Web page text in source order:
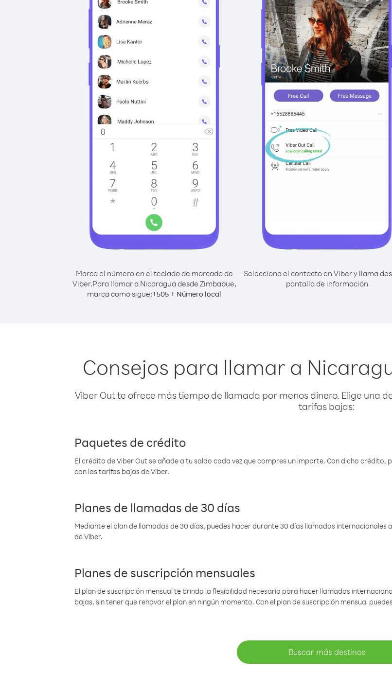
Marca el número en el teclado de marcado de
Viber.Para llamar a Nicaragua desde Zimbabue,
marca como sigue:+505 + Número local
Selecciona el contacto en Viber y llama
pantalla de información
Consejos para llamar a
Viber Out te ofrece más tiempo de llamada por menos dinero. Elige una
tarifas bajas:
Paquetes de crédito
El crédito de Viber Out se añade a tu saldo cada vez que compres un importe. Con dicho crédito,
con las tarifas bajas de Viber.
Planes de llamadas de 30 días
Mediante el plan de llamadas de 30 días, puedes hacer durante 30 días llamadas internacionales
de Viber.
Planes de suscripción mensuales
El plan de suscripción mensual te brinda la flexibilidad necesaria para hacer llamadas
bajas, sin tener que renovar el plan en ningún momento. Con el plan de suscripción mensual
Buscar más destinos